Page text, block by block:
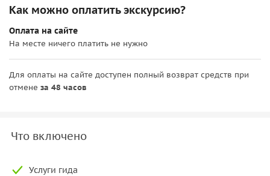
Как можно оплатить экскурсию?
Оплата на сайте
На месте ничего платить не нужно
Для оплаты на сайте доступен полный возврат средств при
отмене за 48 часов
Что включено
Услуги гида